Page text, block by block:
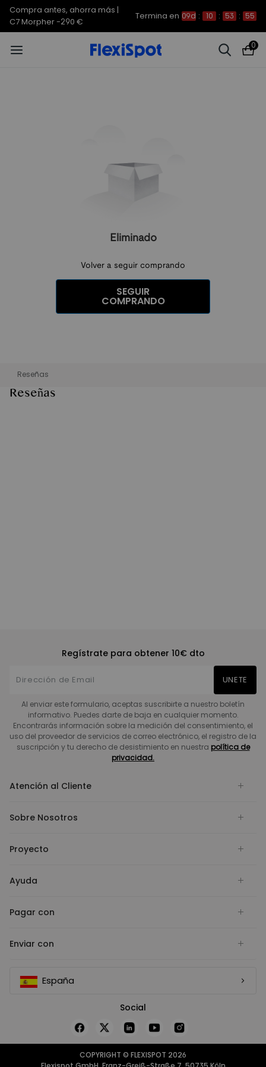
Compra antes, ahorra más |
C7 Morpher -290 €
Termina en 09d : 10 : 53 : 55
0
Eliminado
Volver a seguir comprando
SEGUIR
COMPRANDO
Reseñas
Reseñas
Regístrate para obtener 10€ dto
UNETE
Al enviar este formulario, aceptas suscribirte a nuestro boletín
informativo. Puedes darte de baja en cualquier momento.
Encontrarás información sobre la medición del consentimiento, el
uso del proveedor de servicios de correo electrónico, el registro de la
suscripción y tu derecho de desistimiento en nuestra política de
privacidad.
Atención al Cliente
Sobre Nosotros
Proyecto
Ayuda
Pagar con
Enviar con
España
Social
COPYRIGHT © FLEXISPOT 2026